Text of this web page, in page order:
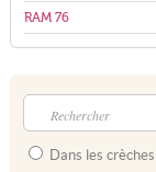
RAM 76
Dans les crèches